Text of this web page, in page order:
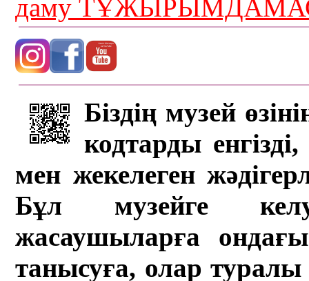
даму
Біздің музей
кодтарды
мен жекелеген
Бұл музейге
жасаушыларға
танысуға, олар туралы